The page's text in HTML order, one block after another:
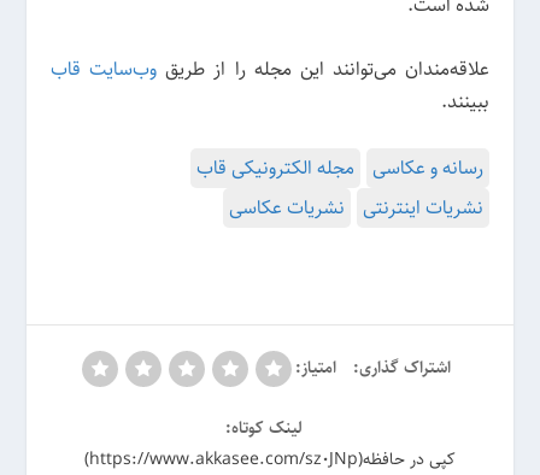
علاقه‌مندان می‌توانند این مجله را از طریق وب‌سایت قاب
ببینند.
رسانه و عکاسی
مجله الکترونیکی قاب
نشریات اینترنتی
نشریات عکاسی
اشتراک گذاری: امتیاز:
لینک کوتاه:
کپی در حافظه(https://www.akkasee.com/sz0JNp)